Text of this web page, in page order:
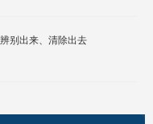
辨别出来、清除出去